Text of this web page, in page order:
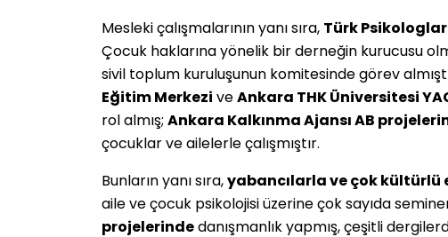
Mesleki çalışmalarının yanı sıra, Türk
Çocuk haklarına yönelik bir derneğin kurucusu
sivil toplum kuruluşunun komitesinde görev
Eğitim Merkezi ve Ankara THK Üniversitesi
rol almış; Ankara Kalkınma Ajansı AB
çocuklar ve ailelerle çalışmıştır.
Bunların yanı sıra, yabancılarla ve çok kültürlü
aile ve çocuk psikolojisi üzerine çok sayıda
projelerinde danışmanlık yapmış, çeşitli